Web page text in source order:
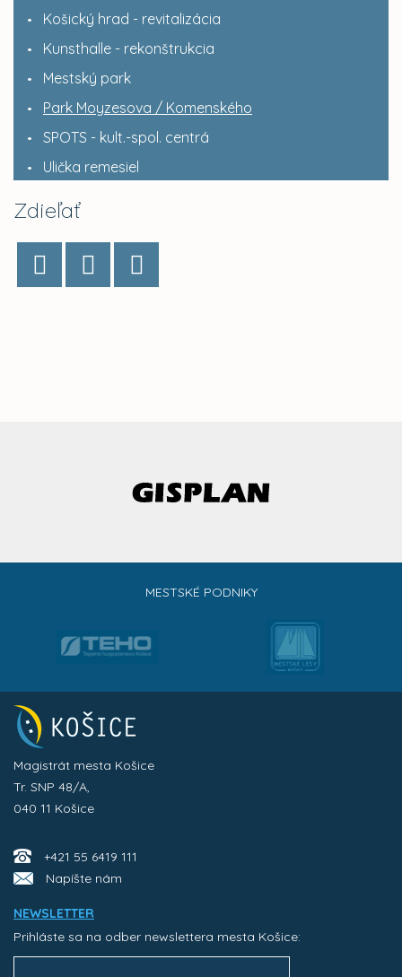
Košický hrad - revitalizácia
Kunsthalle - rekonštrukcia
Mestský park
Park Moyzesova / Komenského
SPOTS - kult.-spol. centrá
Ulička remesiel
Zdieľať
MESTSKÉ PODNIKY
Magistrát mesta Košice
Tr. SNP 48/A,
040 11 Košice
+421 55 6419 111
Napíšte nám
NEWSLETTER
Prihláste sa na odber newslettera mesta Košice: